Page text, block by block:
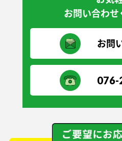
お問い合わせ
お問
076-